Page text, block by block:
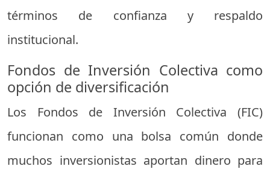
términos de confianza y respaldo
institucional.
Fondos de Inversión Colectiva como
opción de diversificación
Los Fondos de Inversión Colectiva (FIC)
funcionan como una bolsa común donde
muchos inversionistas aportan dinero para